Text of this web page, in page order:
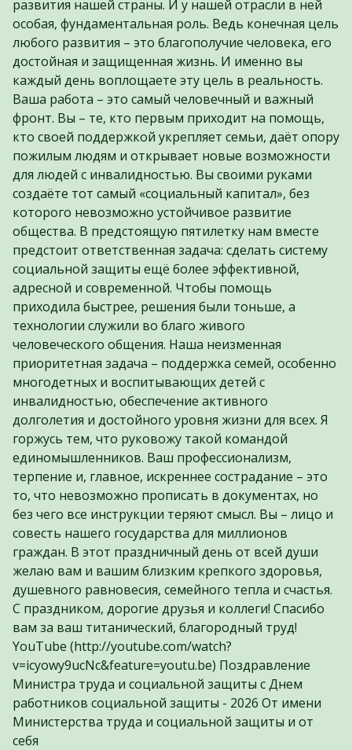
развития нашей страны. И у нашей отрасли в ней
особая, фундаментальная роль. Ведь конечная цель
любого развития – это благополучие человека, его
достойная и защищенная жизнь. И именно вы
каждый день воплощаете эту цель в реальность.
Ваша работа – это самый человечный и важный
фронт. Вы – те, кто первым приходит на помощь,
кто своей поддержкой укрепляет семьи, даёт опору
пожилым людям и открывает новые возможности
для людей с инвалидностью. Вы своими руками
создаёте тот самый «социальный капитал», без
которого невозможно устойчивое развитие
общества. В предстоящую пятилетку нам вместе
предстоит ответственная задача: сделать систему
социальной защиты ещё более эффективной,
адресной и современной. Чтобы помощь
приходила быстрее, решения были тоньше, а
технологии служили во благо живого
человеческого общения. Наша неизменная
приоритетная задача – поддержка семей, особенно
многодетных и воспитывающих детей с
инвалидностью, обеспечение активного
долголетия и достойного уровня жизни для всех. Я
горжусь тем, что руковожу такой командой
единомышленников. Ваш профессионализм,
терпение и, главное, искреннее сострадание – это
то, что невозможно прописать в документах, но
без чего все инструкции теряют смысл. Вы – лицо и
совесть нашего государства для миллионов
граждан. В этот праздничный день от всей души
желаю вам и вашим близким крепкого здоровья,
душевного равновесия, семейного тепла и счастья.
С праздником, дорогие друзья и коллеги! Спасибо
вам за ваш титанический, благородный труд!
YouTube (http://youtube.com/watch?
v=icyowy9ucNc&feature=youtu.be) Поздравление
Министра труда и социальной защиты с Днем
работников социальной защиты - 2026 От имени
Министерства труда и социальной защиты и от
себя